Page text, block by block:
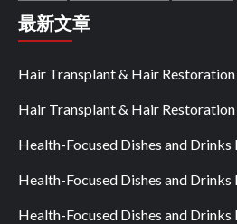
最新文章
Hair Transplant & Hair
Hair Transplant & Hair
Health-Focused Dishes and
Health-Focused Dishes and
Health-Focused Dishes and